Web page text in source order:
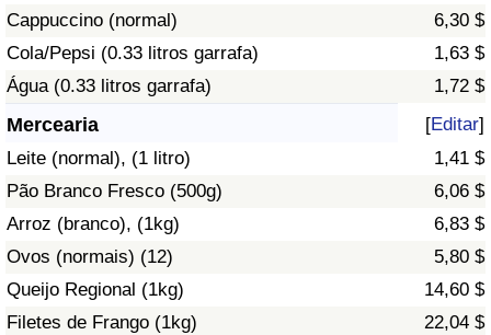
Cappuccino (normal)
6,30 $
Cola/Pepsi (0.33 litros garrafa)
1,63 $
Água (0.33 litros garrafa)
1,72 $
Mercearia [Editar]
Leite (normal), (1 litro)
1,41 $
Pão Branco Fresco (500g)
6,06 $
Arroz (branco), (1kg)
6,83 $
Ovos (normais) (12)
5,80 $
Queijo Regional (1kg)
14,60 $
Filetes de Frango (1kg)
22,04 $
Indicador de Crime
Índice de criminalidade por país
Saúde
Indicador de Saúde (Atual)
Indicador de Saúde
Indicador de Saúde por País